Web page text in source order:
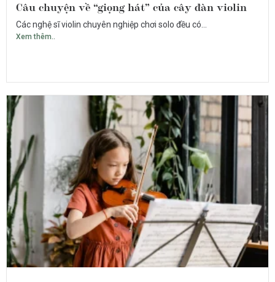
Câu chuyện về “giọng hát” của cây đàn violin
Các nghệ sĩ violin chuyên nghiệp chơi solo đều có...
Xem thêm..